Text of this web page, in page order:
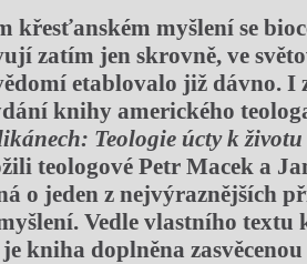
křesťanském myšlení se
zatím jen skrovně, ve
etablovalo již dávno. I
knihy amerického
Teologie úcty k
teologové Petr Macek a
o jeden z nejvýraznějších
Vedle vlastního textu
kniha doplněna